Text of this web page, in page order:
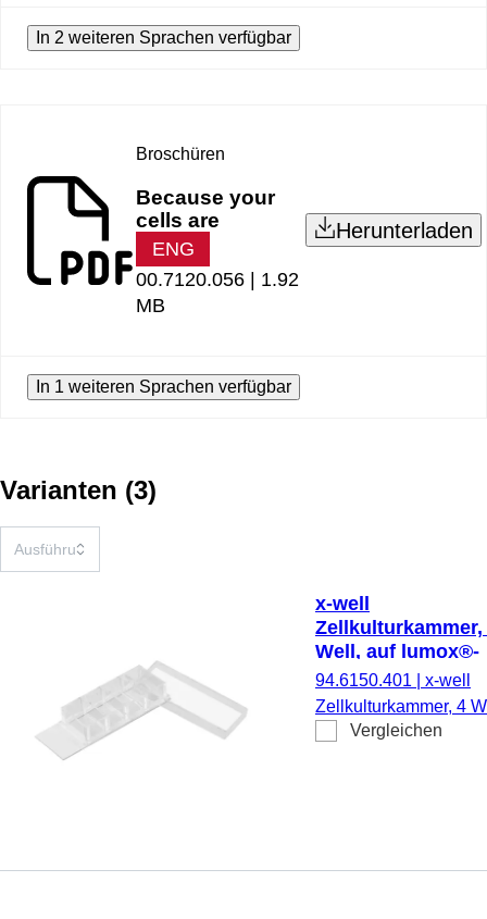
In 2 weiteren Sprachen verfügbar
Broschüren
Because your
cells are
ENG
00.7120.056 | 1.92
MB
Herunterladen
In 1 weiteren Sprachen verfügbar
Varianten (3)
x-well
Zellkulturkammer,
Well, auf lumox®-
Objektträger,
ablösbarer
94.6150.401
x-well
Zellkulturkammer, 4
auf lumox®-
Vergleichen